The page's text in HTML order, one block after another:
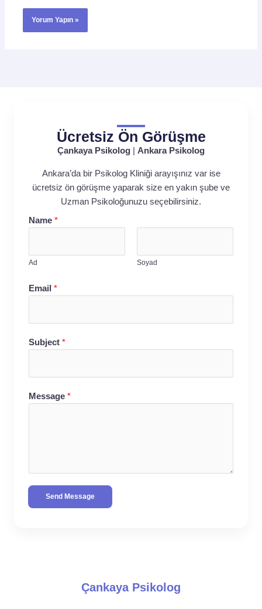
Ücretsiz Ön Görüşme
Çankaya Psikolog Ankara Psikolog
Ankara’da bir Psikolog Kliniği arayışınız var ise
ücretsiz ön görüşme yaparak size en yakın şube ve
Uzman Psikoloğunuzu seçebilirsiniz.
Name *
Ad Soyad
Email *
Subject *
Message *
Send Message
Çankaya Psikolog